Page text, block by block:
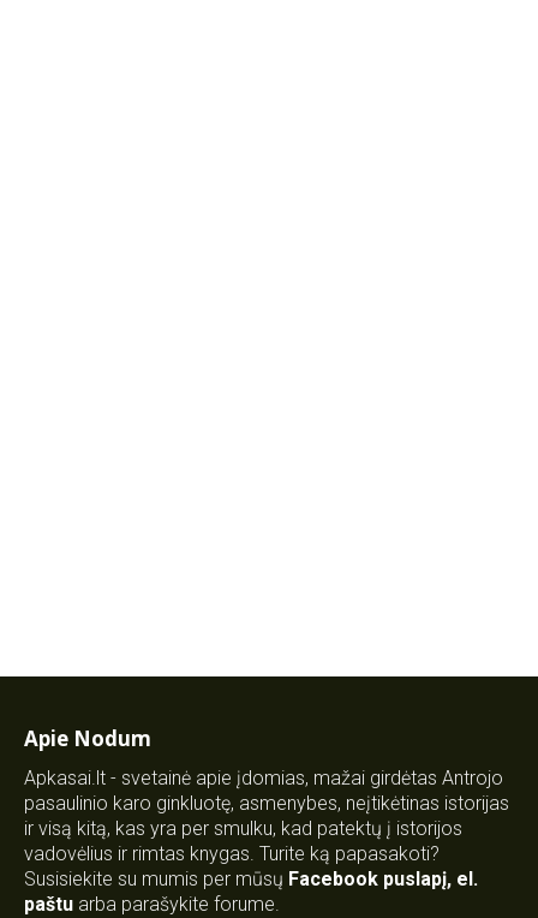
Apie Nodum
Apkasai.lt - svetainė apie įdomias, mažai girdėtas Antrojo
pasaulinio karo ginkluotę, asmenybes, neįtikėtinas istorijas
ir visą kitą, kas yra per smulku, kad patektų į istorijos
vadovėlius ir rimtas knygas. Turite ką papasakoti?
Susisiekite su mumis per mūsų Facebook puslapį, el.
paštu arba parašykite forume.